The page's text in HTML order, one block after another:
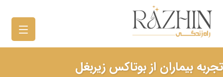
تجربه بیماران از بوتاکس زیربغل